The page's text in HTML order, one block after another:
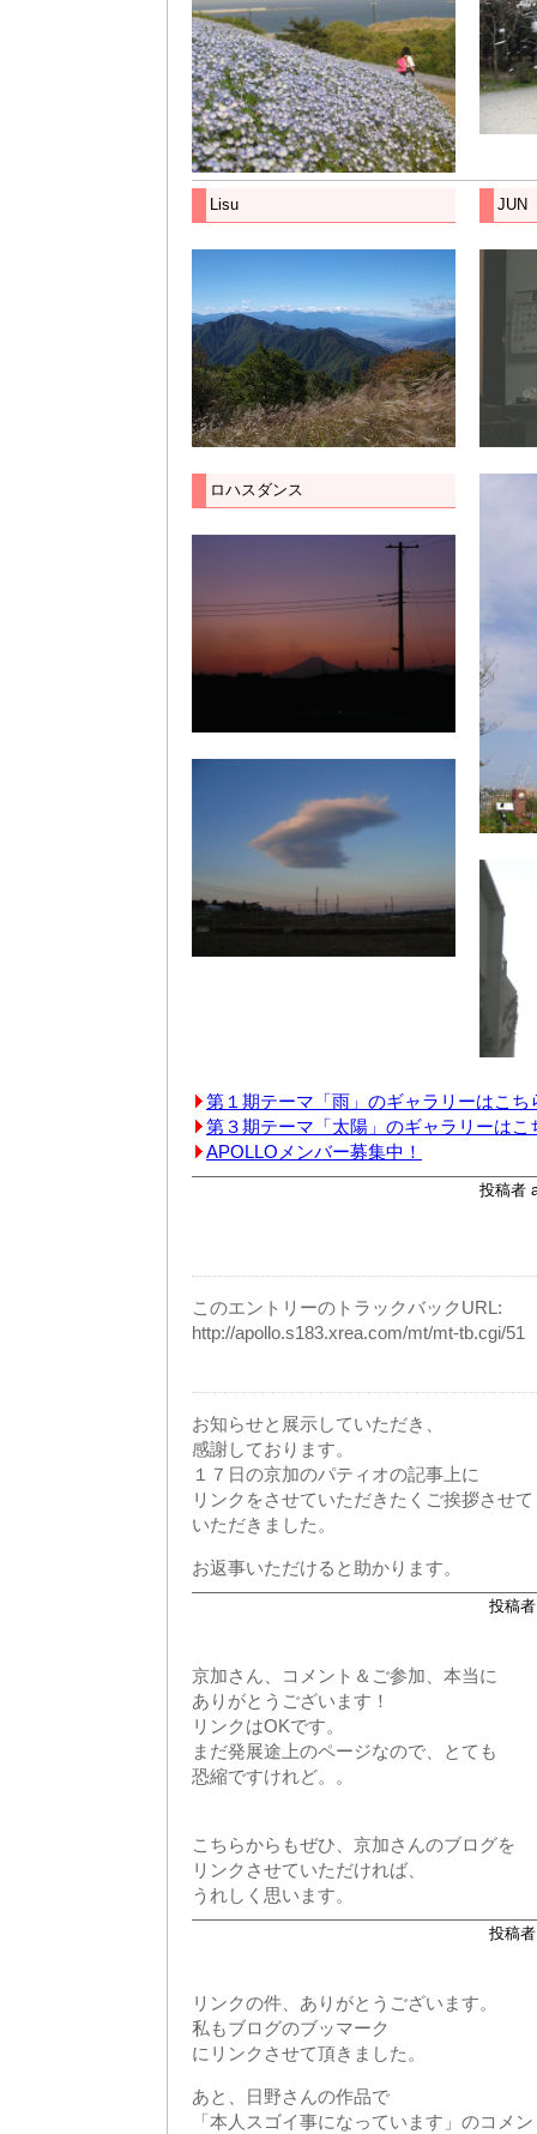
Lisu
ロハスダンス
JUN
第１期テーマ「雨」のギャラリーはこち
第３期テーマ「太陽」のギャラリーはこ
APOLLOメンバー募集中！
投稿者
このエントリーのトラックバックURL:
http://apollo.s183.xrea.com/mt/mt-tb.cgi/51
お知らせと展示していただき、
感謝しております。
１７日の京加のパティオの記事上に
リンクをさせていただきたくご挨拶させて
いただきました。
お返事いただけると助かります。
投稿
京加さん、コメント＆ご参加、本当に
ありがとうございます！
リンクはOKです。
まだ発展途上のページなので、とても
恐縮ですけれど。。
こちらからもぜひ、京加さんのブログを
リンクさせていただければ、
うれしく思います。
投稿
リンクの件、ありがとうございます。
私もブログのブッマーク
にリンクさせて頂きました。
あと、日野さんの作品で
「本人スゴイ事になっています」のコメ